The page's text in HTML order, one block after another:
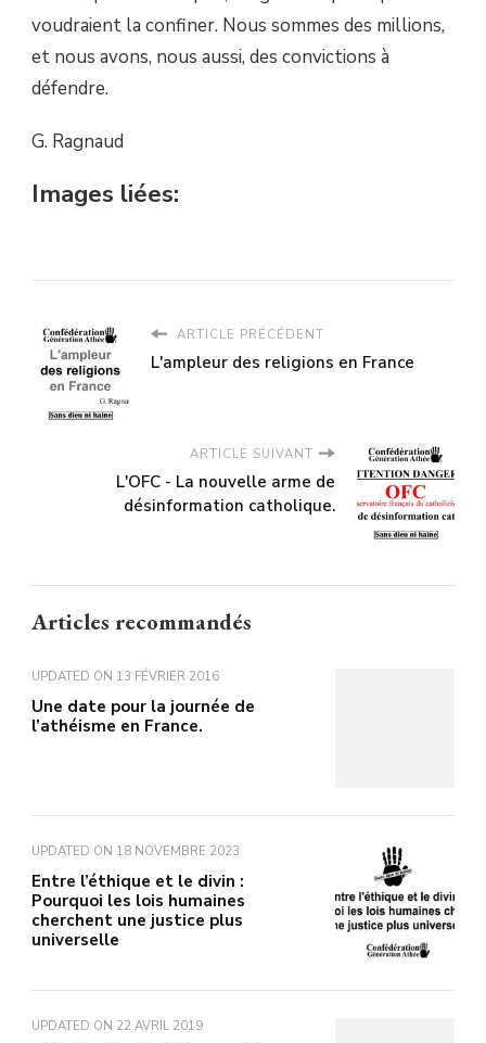
voudraient la confiner. Nous sommes des millions,
et nous avons, nous aussi, des convictions à
défendre.
G. Ragnaud
Images liées:
ARTICLE PRÉCÉDENT
L'ampleur des religions en France
ARTICLE SUIVANT
L'OFC - La nouvelle arme de
désinformation catholique.
Articles recommandés
UPDATED ON 13 FÉVRIER 2016
Une date pour la journée de
l’athéisme en France.
UPDATED ON 18 NOVEMBRE 2023
Entre l’éthique et le divin :
Pourquoi les lois humaines
cherchent une justice plus
universelle
UPDATED ON 22 AVRIL 2019